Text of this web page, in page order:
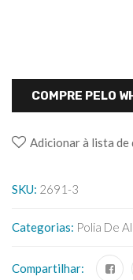
COMPRE PELO
Adicionar à lista de
SKU: 2691-3
Categorias: Polia De
Compartilhar: